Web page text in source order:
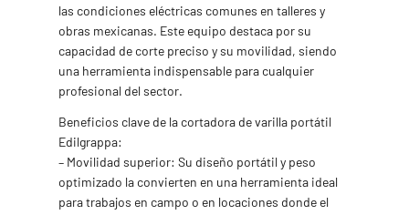
las condiciones eléctricas comunes en talleres y
obras mexicanas. Este equipo destaca por su
capacidad de corte preciso y su movilidad, siendo
una herramienta indispensable para cualquier
profesional del sector.
Beneficios clave de la cortadora de varilla portátil
Edilgrappa:
– Movilidad superior: Su diseño portátil y peso
optimizado la convierten en una herramienta ideal
para trabajos en campo o en locaciones donde el